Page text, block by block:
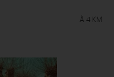
À 4 KM